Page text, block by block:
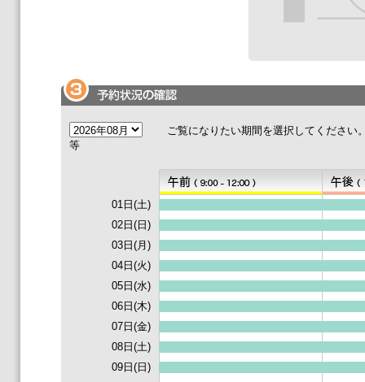
ご覧になりたい期間を選択してくだ
等
01日(土)
02日(日)
03日(月)
04日(火)
05日(水)
06日(木)
07日(金)
08日(土)
09日(日)